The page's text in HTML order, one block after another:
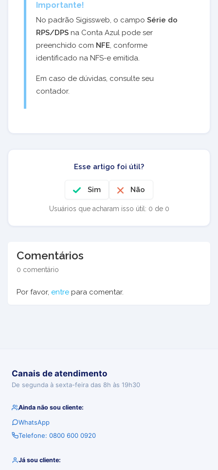
Importante!
No padrão Sigissweb, o campo Série do
RPS/DPS na Conta Azul pode ser
preenchido com NFE, conforme
identificado na NFS-e emitida.
Em caso de dúvidas, consulte seu
contador.
Esse artigo foi útil?
Sim Não
Usuários que acharam isso útil: 0 de 0
Comentários
0 comentário
Por favor, entre para comentar.
Canais de atendimento
De segunda à sexta-feira das 8h às 19h30
Ainda não sou cliente:
WhatsApp
Telefone: 0800 600 0920
Já sou cliente: